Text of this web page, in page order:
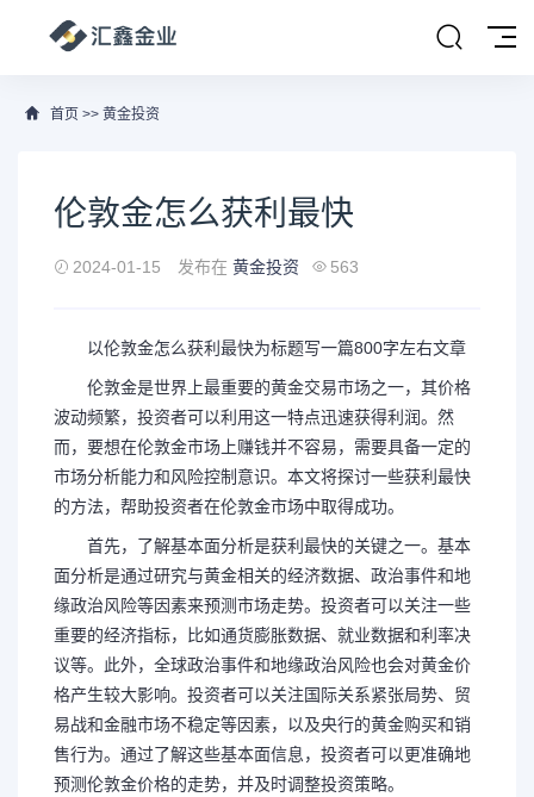
首页 >> 黄金投资
伦敦金怎么获利最快
2024-01-15 发布在 黄金投资 563
以伦敦金怎么获利最快为标题写一篇800字左右文章
伦敦金是世界上最重要的黄金交易市场之一，其价格
波动频繁，投资者可以利用这一特点迅速获得利润。然
而，要想在伦敦金市场上赚钱并不容易，需要具备一定的
市场分析能力和风险控制意识。本文将探讨一些获利最快
的方法，帮助投资者在伦敦金市场中取得成功。
首先，了解基本面分析是获利最快的关键之一。基本
面分析是通过研究与黄金相关的经济数据、政治事件和地
缘政治风险等因素来预测市场走势。投资者可以关注一些
重要的经济指标，比如通货膨胀数据、就业数据和利率决
议等。此外，全球政治事件和地缘政治风险也会对黄金价
格产生较大影响。投资者可以关注国际关系紧张局势、贸
易战和金融市场不稳定等因素，以及央行的黄金购买和销
售行为。通过了解这些基本面信息，投资者可以更准确地
预测伦敦金价格的走势，并及时调整投资策略。